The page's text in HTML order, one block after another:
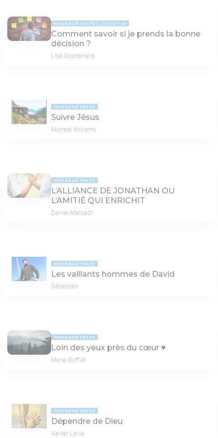
MESSAGE TEXTE LIFESTYLE
Comment savoir si je prends la bonne
décision ?
Lisa Giordanella
MESSAGE TEXTE
Suivre Jésus
Michaël Williams
MESSAGE TEXTE
L’ALLIANCE DE JONATHAN OU
L’AMITIÉ QUI ENRICHIT
Daniel Metbach
MESSAGE TEXTE
Les vaillants hommes de David
Sébastien .
MESSAGE TEXTE
Loin des yeux près du cœur ♥️
Marie Gufflet
MESSAGE TEXTE
Dépendre de Dieu
Xavier Lavie